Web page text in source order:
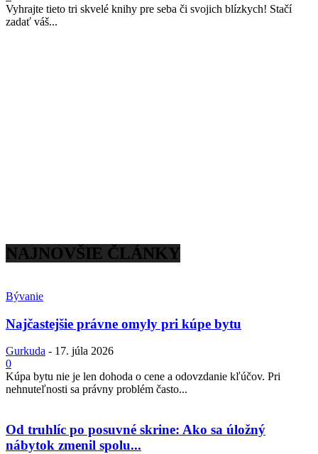
Vyhrajte tieto tri skvelé knihy pre seba či svojich blízkych! Stačí
zadať váš...
NAJNOVŠIE ČLÁNKY
Bývanie
Najčastejšie právne omyly pri kúpe bytu
Gurkuda - 17. júla 2026
0
Kúpa bytu nie je len dohoda o cene a odovzdanie kľúčov. Pri
nehnuteľnosti sa právny problém často...
Od truhlíc po posuvné skrine: Ako sa úložný
nábytok zmenil spolu...